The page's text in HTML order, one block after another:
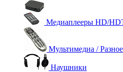
Медиаплееры HD/
Мультимедиа / Разное
Наушники